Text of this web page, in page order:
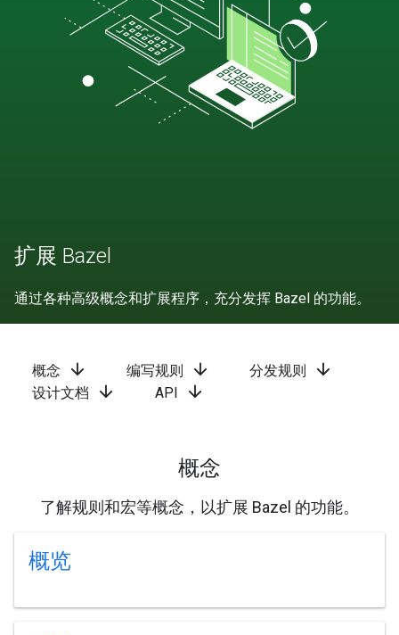
扩展 Bazel
通过各种高级概念和扩展程序，充分发挥 Bazel 的功能。
概念 arrow_downward 编写规则 arrow_downward 分发规则 arrow_downward
设计文档 arrow_downward API arrow_downward
概念
了解规则和宏等概念，以扩展 Bazel 的功能。
概览